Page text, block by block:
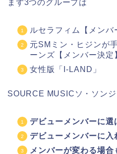
まず3つのグループは
ルセラフィム【メンバ
元SMミン・ヒジンが
ーンズ【メンバー決定
女性版「I-LAND」
SOURCE MUSICソ・ソンジ
デビューメンバーに
デビューメンバーに
メンバーが変わる場合